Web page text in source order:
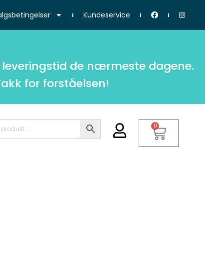
Kundeservice
de nærmeste dagene.
for forståelsen!
0